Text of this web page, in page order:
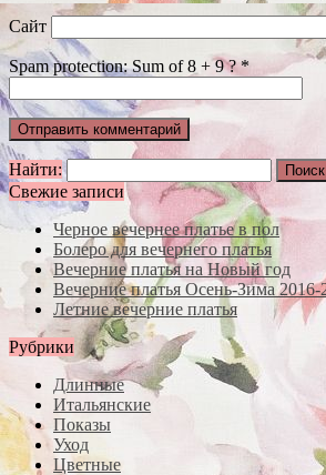
Сайт
Spam protection: Sum of 8 + 9 ? *
Найти:
Свежие записи
Черное вечернее платье в пол
Болеро для вечернего платья
Вечерние платья на Новый год
Вечерние платья Осень-Зима 2016-
Летние вечерние платья
Рубрики
Длинные
Итальянские
Показы
Уход
Цветные